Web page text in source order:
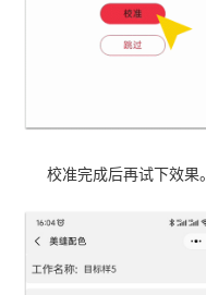
校准完成后再试下效果。